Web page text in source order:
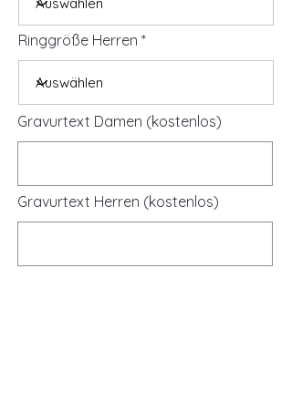
Ringgröße Herren
Gravurtext Damen (kostenlos)
Gravurtext Herren (kostenlos)